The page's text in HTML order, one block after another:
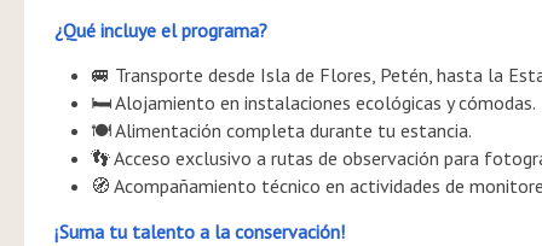
¿Qué incluye el programa?
🚐 Transporte desde Isla de Flores, Petén, hasta la
🛏️Alojamiento en instalaciones ecológicas y cómodas.
🍽️Alimentación completa durante tu estancia.
👣Acceso exclusivo a rutas de observación para
🧭 Acompañamiento técnico en actividades de
¡Suma tu talento a la conservación!